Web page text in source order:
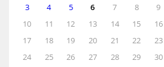
3
4 5 6 7 8
9
10
11 12 13 14 15
16
17
18 19 20 21 22
23
24
25 26 27 28 29 30